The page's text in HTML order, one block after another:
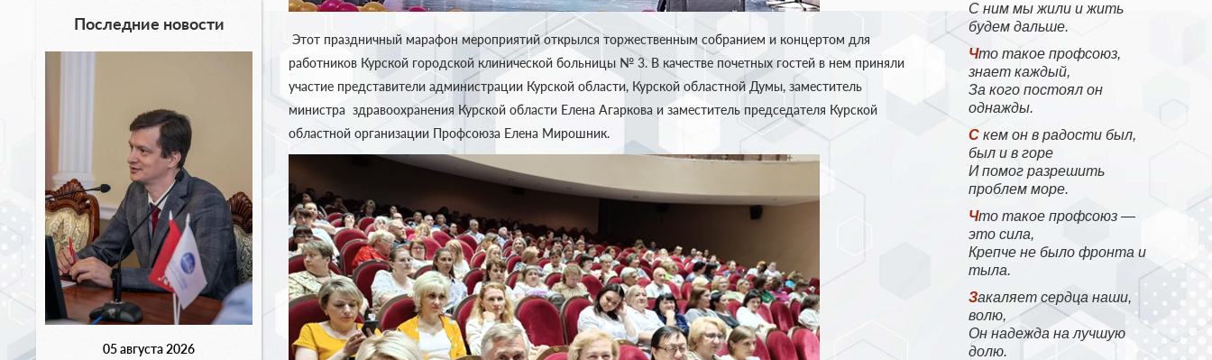
Последние новости
05 августа 2026
С ним мы жили и жить
будем дальше.
Что такое профсоюз,
знает каждый,
За кого постоял он
однажды.
С кем он в радости был,
был и в горе
И помог разрешить
проблем море.
Что такое профсоюз —
это сила,
Крепче не было фронта и
тыла.
Закаляет сердца наши,
волю,
Он надежда на лучшую
долю.
Этот праздничный марафон мероприятий открылся торжественным собранием и концертом для
работников Курской городской клинической больницы № 3. В качестве почетных гостей в нем приняли
участие представители администрации Курской области, Курской областной Думы, заместитель
министра здравоохранения Курской области Елена Агаркова и заместитель председателя Курской
областной организации Профсоюза Елена Мирошник.